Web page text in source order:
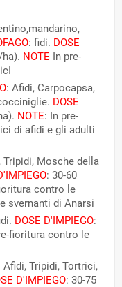
: fidi. DOSE
NOTE In pre-
: Afidi, Carpocapsa,
DOSE
NOTE: In pre-
di afidi e gli adulti
Tripidi, Mosche della
: 30-60
contro le
svernanti di Anarsi
DOSE D'IMPIEGO:
fioritura contro le
Afidi, Tripidi, Tortrici,
D'IMPIEGO: 30-75